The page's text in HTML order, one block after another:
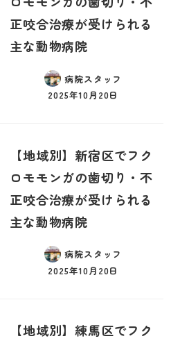
正咬合治療が受けられる
主な動物病院
病院スタッフ
2025年10月20日
【地域別】新宿区でフク
ロモモンガの歯切り・不
正咬合治療が受けられる
主な動物病院
病院スタッフ
2025年10月20日
【地域別】練馬区でフク